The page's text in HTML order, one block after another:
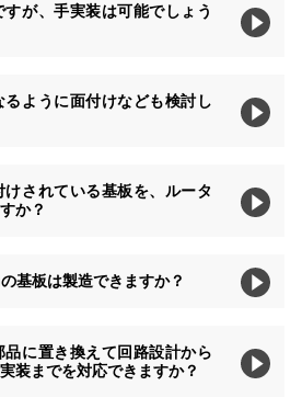
が、手実装は可能でしょう
ように面付けなども検討し
けされている基板を、ルータ
か？
基板は製造できますか？
品に置き換えて回路設計から
装までを対応できますか？